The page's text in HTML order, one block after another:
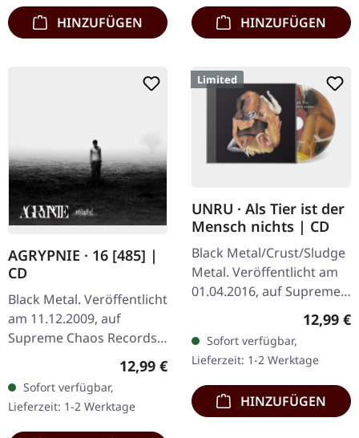
HINZUFÜGEN HINZUFÜGEN
AGRYPNIE · 16 [485] |
CD
Black Metal. Veröffentlicht
am 11.12.2009, auf
Supreme Chaos Records.
CD im Jewelcase mit 12-
seitigem Booklet. Das
dritte Album von
AGRYPNIE ist…
Regulärer Preis:
12,99 €
Sofort verfügbar,
Lieferzeit: 1-2 Werktage
Limited
UNRU · Als Tier ist der
Mensch nichts | CD
Black Metal/Crust/Sludge
Metal. Veröffentlicht am
01.04.2016, auf Supreme
Chaos Records. Limitierte
CD im Jewelcase. Aus dem
Underground-Nichts…
12,99 €
Sofort verfügbar,
Lieferzeit: 1-2 Werktage
HINZUFÜGEN